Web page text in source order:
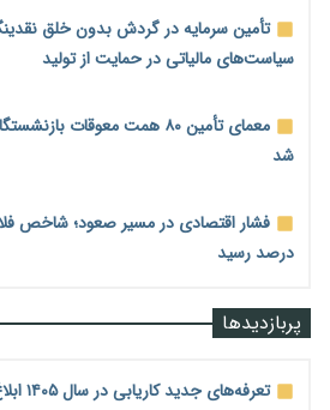
تأمین سرمایه در گردش بدون خلق
سیاست‌های مالیاتی در حمایت از تولید
معمای تأمین ۸۰ همت معوقات
شد
درصد رسید
رشد ۷۵ هزار میلیاردی بازار خرید پربازدیدها
تعرفه‌های جدید کاریابی در سال ۱۴۰۵ ابلاغ شد